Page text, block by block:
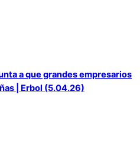
a que grandes empresarios
| Erbol (5.04.26)